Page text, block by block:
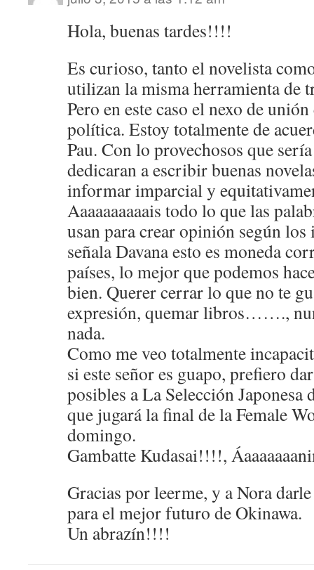
Hola, buenas tardes!!!!
Es curioso, tanto el novelista
utilizan la misma herramienta de
Pero en este caso el nexo de
política. Estoy totalmente de
Pau. Con lo provechosos que
dedicaran a escribir buenas
informar imparcial y
Aaaaaaaaaais todo lo que las
usan para crear opinión según
señala Davana esto es moneda
países, lo mejor que podemos
bien. Querer cerrar lo que no te
expresión, quemar libros…….,
nada.
Como me veo totalmente
si este señor es guapo, prefiero
posibles a La Selección Japonesa
que jugará la final de la Female
domingo.
Gambatte Kudasai!!!!,
Gracias por leerme, y a Nora
para el mejor futuro de Okinawa.
Un abrazín!!!!